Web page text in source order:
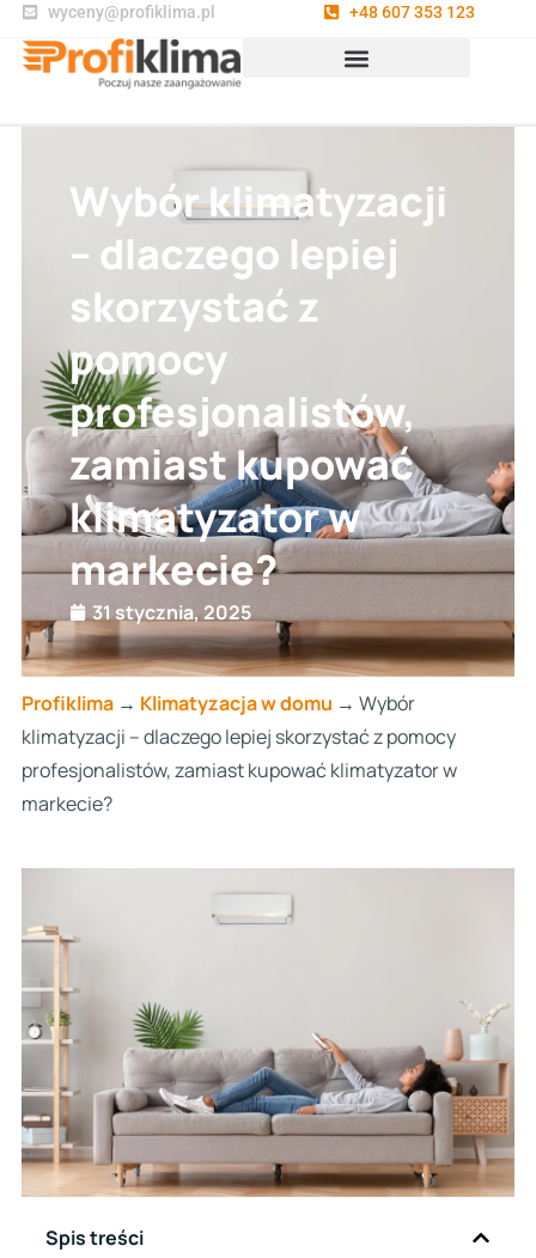
wyceny@profiklima.pl +48 607 353 123
Wybór klimatyzacji
– dlaczego lepiej
skorzystać z
pomocy
profesjonalistów,
zamiast kupować
klimatyzator w
markecie?
31 stycznia, 2025
Profiklima → Klimatyzacja w domu → Wybór
klimatyzacji – dlaczego lepiej skorzystać z pomocy
profesjonalistów, zamiast kupować klimatyzator w
markecie?
Spis treści